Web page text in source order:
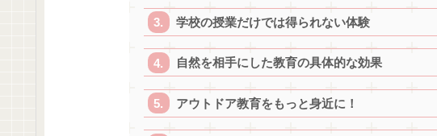
学校の授業だけでは得られない体験
自然を相手にした教育の具体的な効果
アウトドア教育をもっと身近に！